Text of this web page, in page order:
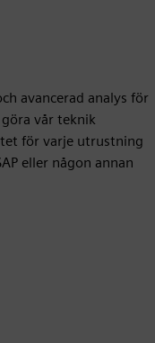
avancerad analys för
vår teknik
för varje utrustning
eller någon annan